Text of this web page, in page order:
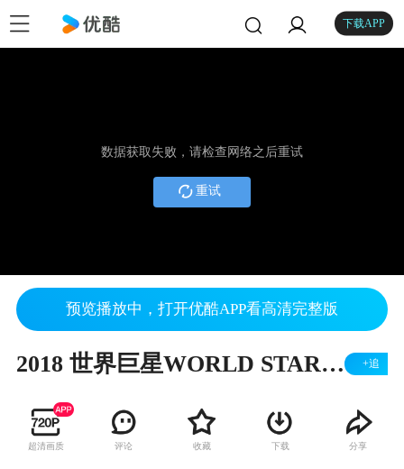
下载APP
数据获取失败，请检查网络之后重试
重试
预览播放中，打开优酷APP看高清完整版
2018 世界巨星WORLD STAR 2（WCOPA盛典） +追
超清画质 评论 收藏 下载 分享